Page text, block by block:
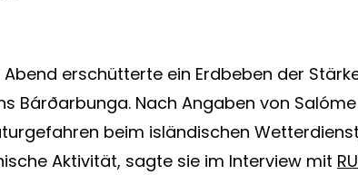
Abend erschütterte ein Erdbeben der
Bárðarbunga. Nach Angaben von
beim isländischen
Aktivität, sagte sie im Interview mit